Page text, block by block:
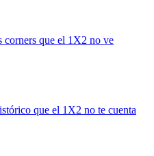
corners que el 1X2 no ve
que el 1X2 no te cuenta